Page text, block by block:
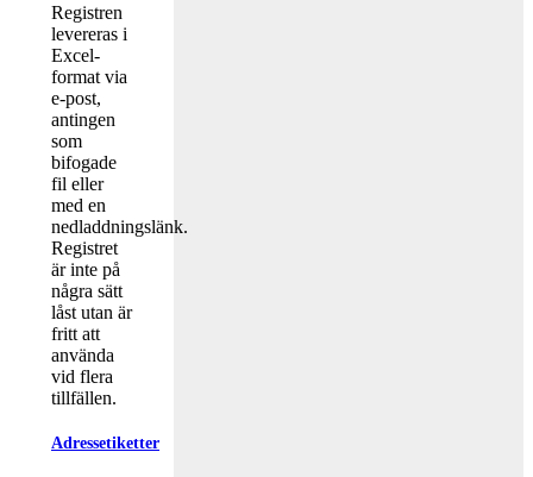
Registren
levereras i
Excel-
format via
e-post,
antingen
som
bifogade
fil eller
med en
nedladdningslänk.
Registret
är inte på
några sätt
låst utan är
fritt att
använda
vid flera
tillfällen.
Adressetiketter